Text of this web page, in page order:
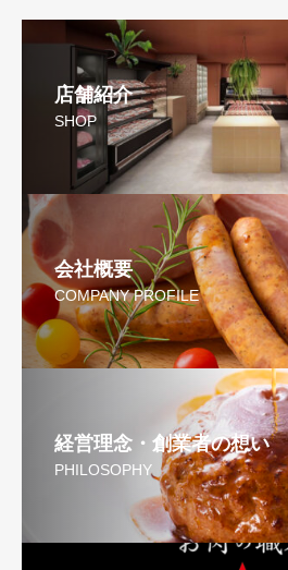
店舗紹介
SHOP
会社概要
COMPANY PROFILE
経営理念・創業者の想い
PHILOSOPHY